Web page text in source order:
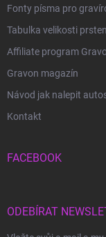
Fonty písma pro
Tabulka velikosti
Affiliate program
Gravon magazín
Návod jak nalepit
Kontakt
FACEBOOK
ODEBÍRAT